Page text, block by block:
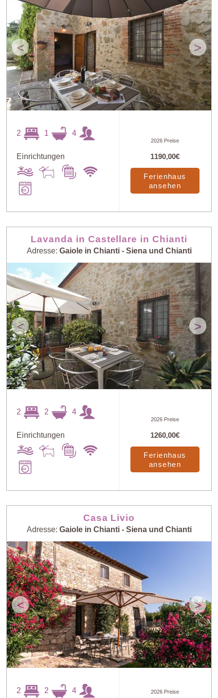
Preis: niedrig >
Preis: hoch >
niedrig
Personenzahl:
niedrig > hoch
Personenzahl:
hoch > niedrig
Neueste Häuser
< >
2 1 4
Einrichtungen
2026 Preise
1190,00€
Ferienhaus
ansehen
Lavanda in Castellare in Chianti
Adresse: Gaiole in Chianti - Siena und Chianti
< >
2 2 4
Einrichtungen
2026 Preise
1260,00€
Ferienhaus
ansehen
Casa Livio
Adresse: Gaiole in Chianti - Siena und Chianti
< >
2 2 4 2026 Preise